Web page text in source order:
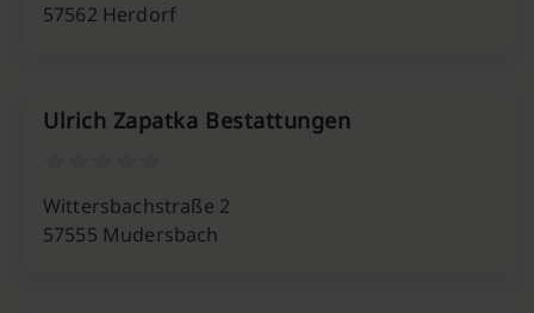
57562 Herdorf
Ulrich Zapatka Bestattungen
Wittersbachstraße 2
57555 Mudersbach